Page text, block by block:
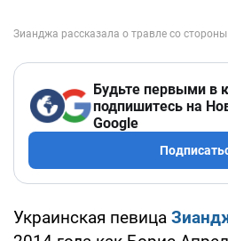
Будьте первыми в
подпишитесь на
Google
Украинская певица